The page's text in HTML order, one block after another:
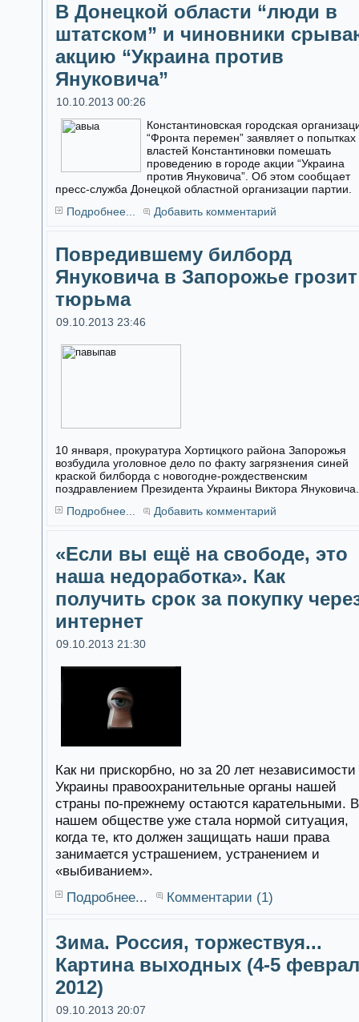
В Донецкой области “люди в
штатском” и чиновники
акцию “Украина против
Януковича”
10.10.2013 00:26
Константиновская городская
“Фронта перемен” заявляет о попытках
властей Константиновки помешать
проведению в городе акции “Украина
против Януковича”. Об этом сообщает
пресс-служба Донецкой областной организации партии.
Подробнее...
Добавить комментарий
Повредившему билборд
Януковича в Запорожье грозит
тюрьма
09.10.2013 23:46
10 января, прокуратура Хортицкого района Запорожья
возбудила уголовное дело по факту загрязнения синей
краской билборда с новогодне-рождественским
поздравлением Президента Украины Виктора Януковича.
Подробнее...
Добавить комментарий
«Если вы ещё на свободе, это
наша недоработка». Как
получить срок за покупку
интернет
09.10.2013 21:30
Как ни прискорбно, но за 20 лет независимости
Украины правоохранительные органы нашей
страны по-прежнему остаются карательными. В
нашем обществе уже стала нормой ситуация,
когда те, кто должен защищать наши права
занимается устрашением, устранением и
«выбиванием».
Подробнее...
Комментарии (1)
Зима. Россия, торжествуя...
Картина выходных (4-5
2012)
09.10.2013 20:07